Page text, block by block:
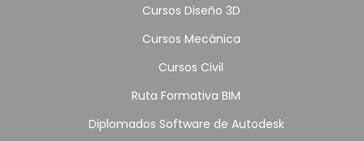
Cursos Diseño 3D
Cursos Mecánica
Cursos Civil
Ruta Formativa BIM
Diplomados Software de Autodesk